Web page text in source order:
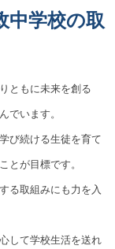
中学校の取
ともに未来を創る
でいます。
び続ける生徒を育て
とが目標です。
る取組みにも力を入
して学校生活を送れ